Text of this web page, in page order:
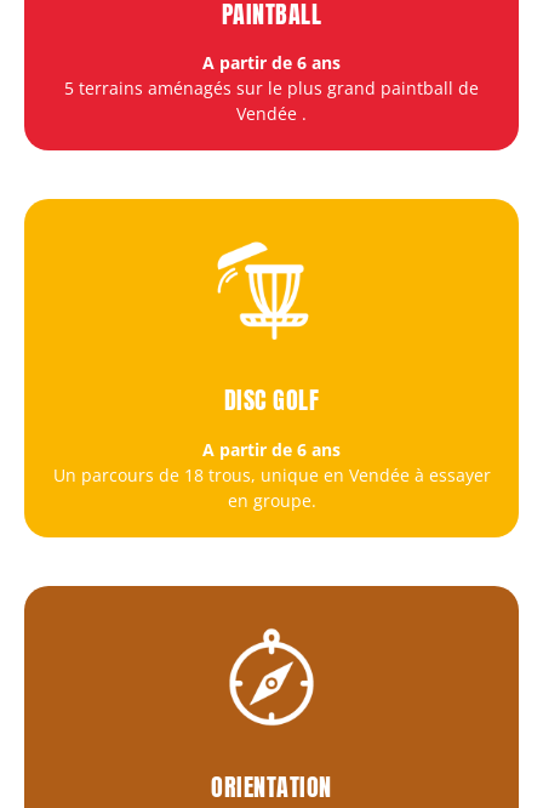
PAINTBALL
A partir de 6 ans
5 terrains aménagés sur le plus grand paintball de
Vendée .
DISC GOLF
A partir de 6 ans
Un parcours de 18 trous, unique en Vendée à essayer
en groupe.
ORIENTATION